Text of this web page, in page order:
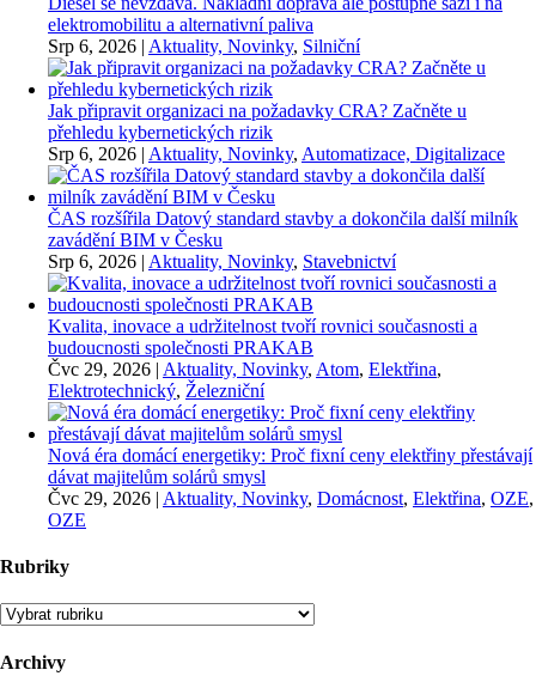
elektromobilitu a alternativní paliva
Srp 6, 2026 | Aktuality, Novinky, Silniční
Jak připravit organizaci na požadavky CRA? Začněte u
přehledu kybernetických rizik
Srp 6, 2026 | Aktuality, Novinky, Automatizace, Digitalizace
ČAS rozšířila Datový standard stavby a dokončila další milník
zavádění BIM v Česku
Srp 6, 2026 | Aktuality, Novinky, Stavebnictví
Kvalita, inovace a udržitelnost tvoří rovnici současnosti a
budoucnosti společnosti PRAKAB
Čvc 29, 2026 | Aktuality, Novinky, Atom, Elektřina,
Elektrotechnický, Železniční
Nová éra domácí energetiky: Proč fixní ceny elektřiny přestávají
dávat majitelům solárů smysl
Čvc 29, 2026 | Aktuality, Novinky, Domácnost, Elektřina, OZE,
OZE
Rubriky
Rubriky
Archivy